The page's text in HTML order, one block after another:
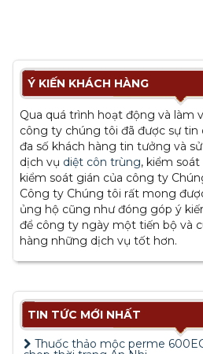
Ý KIẾN KHÁCH HÀNG
Qua quá trình hoạt động và làm
công ty chúng tôi đã được sự tin
đa số khách hàng tin tưởng và
dịch vụ diệt côn trùng, kiểm
kiểm soát gián của công ty
Công ty Chúng tôi rất mong
ủng hộ cũng như đóng góp ý
để công ty ngày một tiến bộ và
hàng những dịch vụ tốt hơn.
TIN TỨC MỚI NHẤT
Thuốc thảo mộc perme